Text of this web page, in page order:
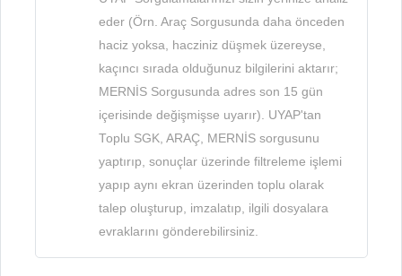
eder (Örn. Araç Sorgusunda daha önceden
haciz yoksa, hacziniz düşmek üzereyse,
kaçıncı sırada olduğunuz bilgilerini aktarır;
MERNİS Sorgusunda adres son 15 gün
içerisinde değişmişse uyarır). UYAP'tan
Toplu SGK, ARAÇ, MERNİS sorgusunu
yaptırıp, sonuçlar üzerinde filtreleme işlemi
yapıp aynı ekran üzerinden toplu olarak
talep oluşturup, imzalatıp, ilgili dosyalara
evraklarını gönderebilirsiniz.